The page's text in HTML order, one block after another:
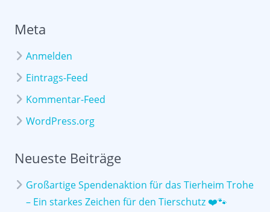
Meta
Anmelden
Eintrags-Feed
Kommentar-Feed
WordPress.org
Neueste Beiträge
Großartige Spendenaktion für das Tierheim Trohe
– Ein starkes Zeichen für den Tierschutz ❤️🐾